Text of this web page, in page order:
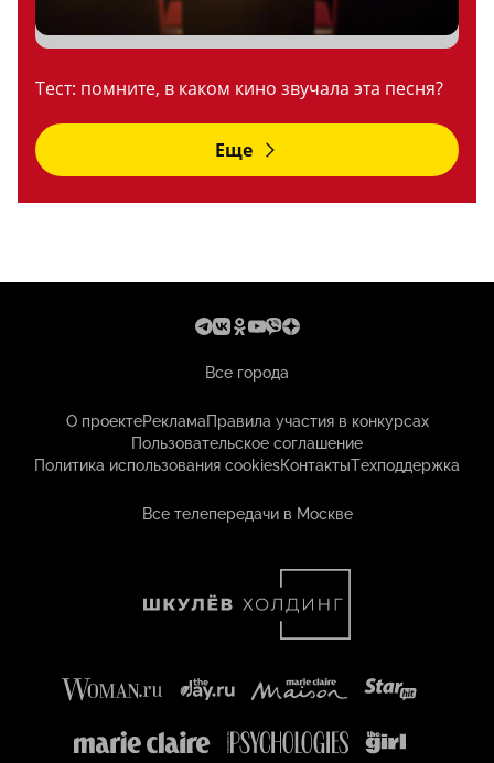
Тест: помните, в каком кино звучала эта песня?
Еще
Все города
О проектеРекламаПравила участия в конкурсах
Пользовательское соглашение
Политика использования cookiesКонтактыТехподдержка
Все телепередачи в Москве